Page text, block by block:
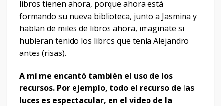
libros tienen ahora, porque ahora está
formando su nueva biblioteca, junto a Jasmina y
hablan de miles de libros ahora, imagínate si
hubieran tenido los libros que tenía Alejandro
antes (risas).
A mí me encantó también el uso de los
recursos. Por ejemplo, todo el recurso de las
luces es espectacular, en el video de la